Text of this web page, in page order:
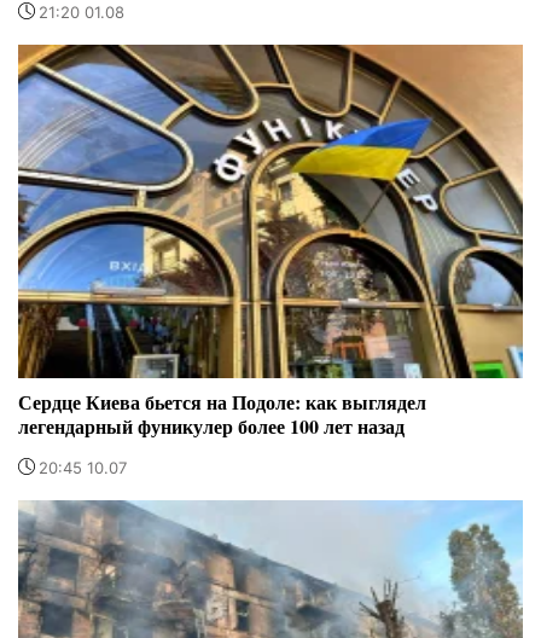
21:20 01.08
Сердце Киева бьется на Подоле: как выглядел
легендарный фуникулер более 100 лет назад
20:45 10.07